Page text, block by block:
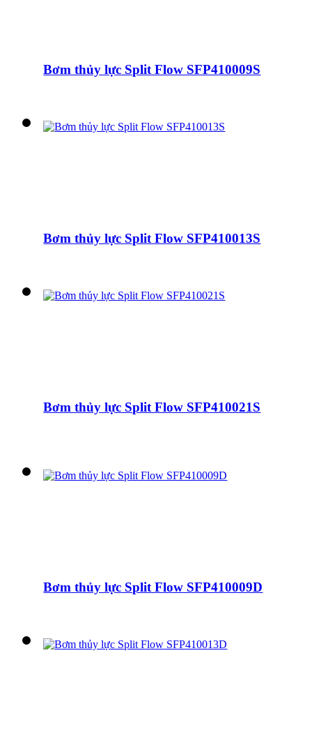
Bơm thủy lực Split Flow SFP410009S
Bơm thủy lực Split Flow SFP410013S
Bơm thủy lực Split Flow SFP410021S
Bơm thủy lực Split Flow SFP410009D